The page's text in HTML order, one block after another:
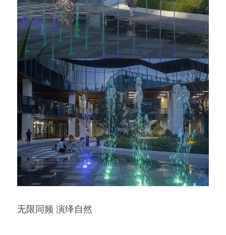
无限同频 演绎自然